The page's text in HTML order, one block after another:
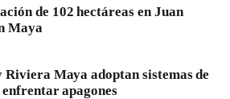
de 102 hectáreas en Juan
Maya
Riviera Maya adoptan sistemas de
apagones